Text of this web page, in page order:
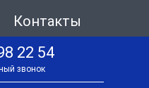
Контакты
22 54
звонок